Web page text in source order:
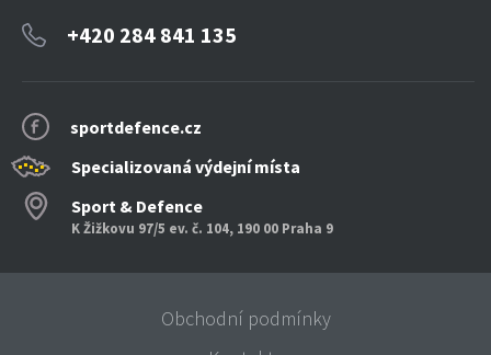
sportdefence.cz
Specializovaná výdejní místa
Sport & Defence
K Žižkovu 97/5 ev. č. 104, 190 00 Praha 9
+420 284 841 135
Obchodní podmínky